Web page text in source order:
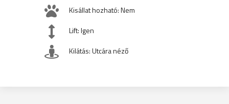
Kisállat hozható: Nem
Lift: Igen
Kilátás: Utcára néző